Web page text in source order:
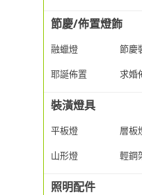
節慶/佈置燈飾
融蠟燈
節慶
耶誕佈置
求婚
裝潢燈具
平板燈
層板
山形燈
輕鋼
照明配件